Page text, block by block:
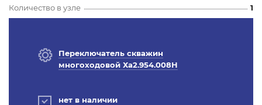
Количество в узле
1
Переключатель скважин
многоходовой Ха2.954.008Н
нет в наличии